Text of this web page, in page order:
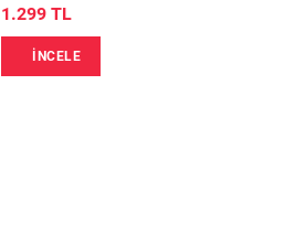
1.299 TL
İNCELE